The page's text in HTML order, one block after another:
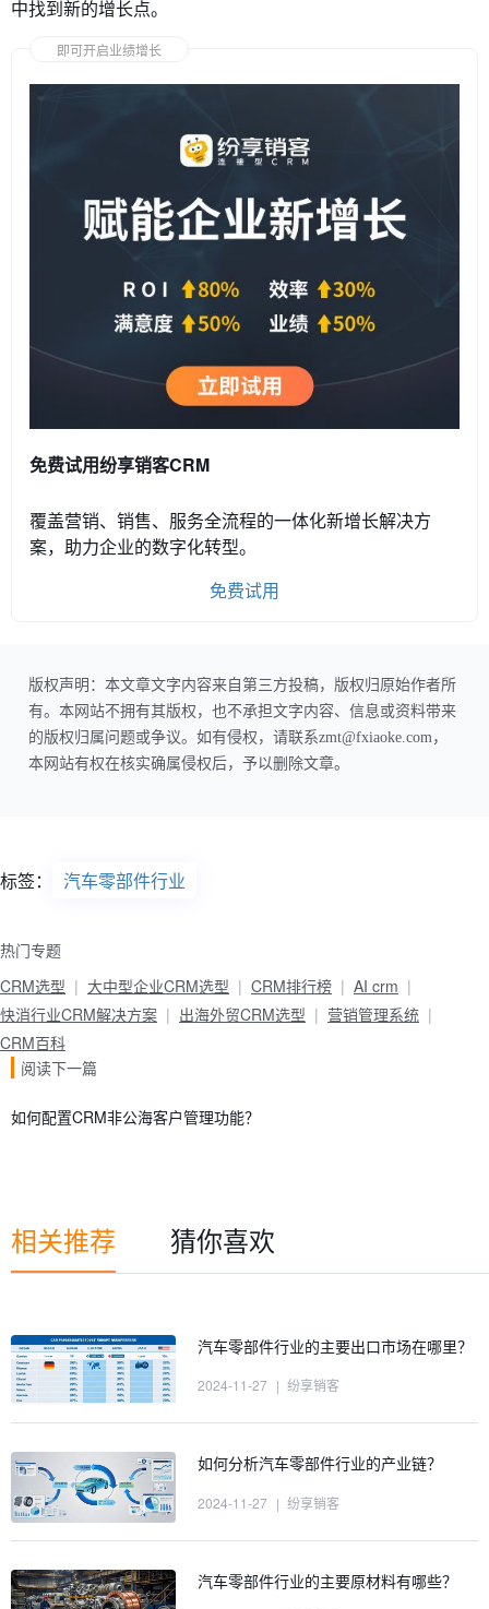
中找到新的增长点。
即可开启业绩增长
免费试用纷享销客CRM
覆盖营销、销售、服务全流程的一体化新增长解决方
案，助力企业的数字化转型。
免费试用
版权声明：本文章文字内容来自第三方投稿，版权归原始作者所
有。本网站不拥有其版权，也不承担文字内容、信息或资料带来
的版权归属问题或争议。如有侵权，请联系zmt@fxiaoke.com，
本网站有权在核实确属侵权后，予以删除文章。
标签： 汽车零部件行业
热门专题
CRM选型
大中型企业CRM选型 CRM排行榜
AI crm
快消行业CRM解决方案
出海外贸CRM选型
营销管理系统
CRM百科
阅读下一篇
如何配置CRM非公海客户管理功能？
相关推荐 猜你喜欢
汽车零部件行业的主要出口市场在哪里？
2024-11-27 | 纷享销客
如何分析汽车零部件行业的产业链？
2024-11-27 | 纷享销客
汽车零部件行业的主要原材料有哪些？